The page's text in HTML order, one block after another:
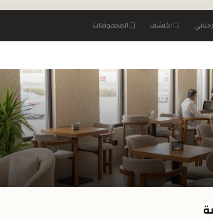
رحلاتي اكتشف المحفوظات